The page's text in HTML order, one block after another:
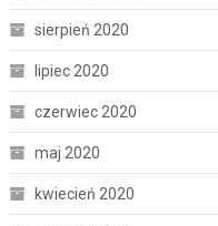
sierpień 2020
lipiec 2020
czerwiec 2020
maj 2020
kwiecień 2020